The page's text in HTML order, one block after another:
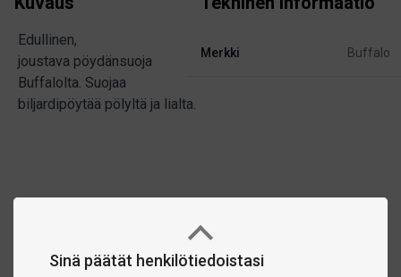
Sinä päätät henkilötiedoistasi
Edullinen,
joustava pöydänsuoja
Buffalolta. Suojaa
biljardipöytää pölyltä ja lialta.
Merkki Buffalo